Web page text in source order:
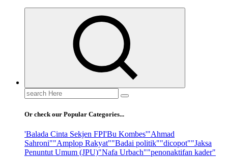
Search
for:
Or check our Popular Categories...
'Balada Cinta Sekjen FPI'Bu Kombes'"Ahmad
Sahroni""Amplop Rakyat""Badai politik""dicopot""Jaksa
Penuntut Umum (JPU)"Nafa Urbach""penonaktifan kader"